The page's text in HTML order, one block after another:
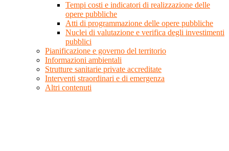
Tempi costi e indicatori di realizzazione delle
opere pubbliche
Atti di programmazione delle opere pubbliche
Nuclei di valutazione e verifica degli investimenti
pubblici
Pianificazione e governo del territorio
Informazioni ambientali
Strutture sanitarie private accreditate
Interventi straordinari e di emergenza
Altri contenuti